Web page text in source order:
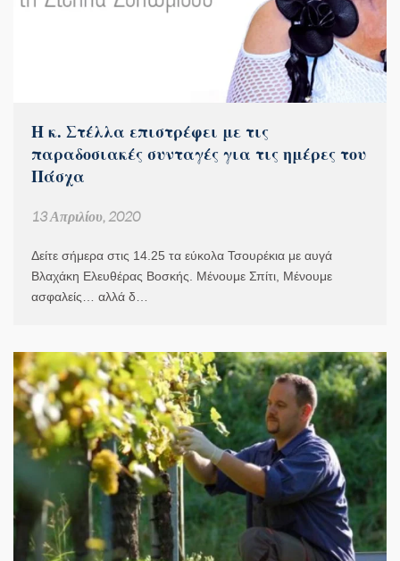
Η κ. Στέλλα επιστρέφει με τις
παραδοσιακές συνταγές για τις ημέρες του
Πάσχα
13 Απριλίου, 2020
Δείτε σήμερα στις 14.25 τα εύκολα Τσουρέκια με αυγά
Βλαχάκη Ελευθέρας Βοσκής. Μένουμε Σπίτι, Μένουμε
ασφαλείς… αλλά δ…